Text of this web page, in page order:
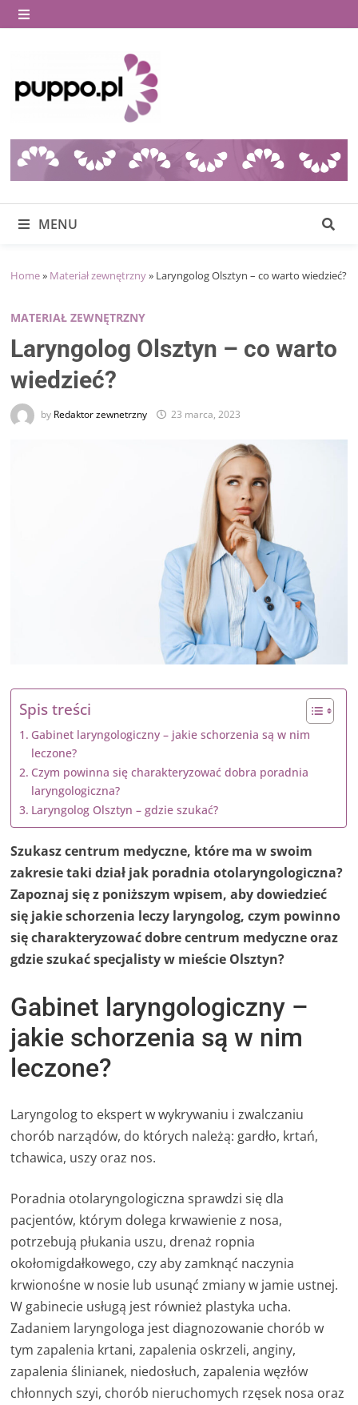
Skip
to
MENU
MENU
Home» Materiał zewnętrzny» Laryngolog Olsztyn – co warto wiedzieć?
MATERIAŁ ZEWNĘTRZNY
Laryngolog Olsztyn – co warto
wiedzieć?
by Redaktor zewnetrzny 23 marca, 2023
Spis treści
Gabinet laryngologiczny – jakie schorzenia są w nim
leczone?
Czym powinna się charakteryzować dobra poradnia
laryngologiczna?
Laryngolog Olsztyn – gdzie szukać?
Szukasz centrum medyczne, które ma w swoim
zakresie taki dział jak poradnia otolaryngologiczna?
Zapoznaj się z poniższym wpisem, aby dowiedzieć
się jakie schorzenia leczy laryngolog, czym powinno
się charakteryzować dobre centrum medyczne oraz
gdzie szukać specjalisty w mieście Olsztyn?
Gabinet laryngologiczny –
jakie schorzenia są w nim
leczone?
Laryngolog to ekspert w wykrywaniu i zwalczaniu
chorób narządów, do których należą: gardło, krtań,
tchawica, uszy oraz nos.
Poradnia otolaryngologiczna sprawdzi się dla
pacjentów, którym dolega krwawienie z nosa,
potrzebują płukania uszu, drenaż ropnia
okołomigdałkowego, czy aby zamknąć naczynia
krwionośne w nosie lub usunąć zmiany w jamie ustnej.
W gabinecie usługą jest również plastyka ucha.
Zadaniem laryngologa jest diagnozowanie chorób w
tym zapalenia krtani, zapalenia oskrzeli, anginy,
zapalenia ślinianek, niedosłuch, zapalenia węzłów
chłonnych szyi, chorób nieruchomych rzęsek nosa oraz